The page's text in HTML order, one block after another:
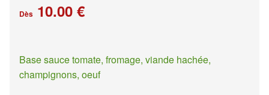
Dès 10.00 €
Base sauce tomate, fromage, viande hachée,
champignons, oeuf